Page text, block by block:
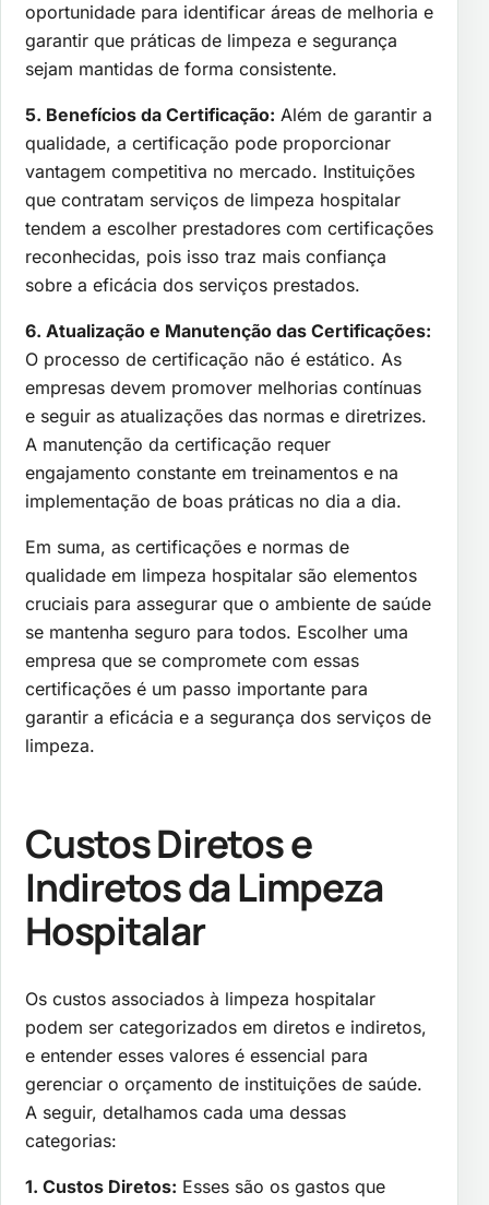
oportunidade para identificar áreas de melhoria e
garantir que práticas de limpeza e segurança
sejam mantidas de forma consistente.
5. Benefícios da Certificação: Além de garantir a
qualidade, a certificação pode proporcionar
vantagem competitiva no mercado. Instituições
que contratam serviços de limpeza hospitalar
tendem a escolher prestadores com certificações
reconhecidas, pois isso traz mais confiança
sobre a eficácia dos serviços prestados.
6. Atualização e Manutenção das Certificações:
O processo de certificação não é estático. As
empresas devem promover melhorias contínuas
e seguir as atualizações das normas e diretrizes.
A manutenção da certificação requer
engajamento constante em treinamentos e na
implementação de boas práticas no dia a dia.
Em suma, as certificações e normas de
qualidade em limpeza hospitalar são elementos
cruciais para assegurar que o ambiente de saúde
se mantenha seguro para todos. Escolher uma
empresa que se compromete com essas
certificações é um passo importante para
garantir a eficácia e a segurança dos serviços de
limpeza.
Custos Diretos e
Indiretos da Limpeza
Hospitalar
Os custos associados à limpeza hospitalar
podem ser categorizados em diretos e indiretos,
e entender esses valores é essencial para
gerenciar o orçamento de instituições de saúde.
A seguir, detalhamos cada uma dessas
categorias:
1. Custos Diretos: Esses são os gastos que